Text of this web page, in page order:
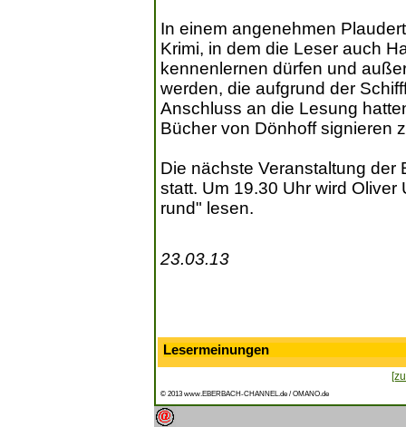
In einem angenehmen
Krimi, in dem die Leser auch
kennenlernen dürfen und
werden, die aufgrund der
Anschluss an die Lesung
Bücher von Dönhoff signieren
Die nächste Veranstaltung der
statt. Um 19.30 Uhr wird
rund" lesen.
23.03.13
Lesermeinungen
© 2013 www.EBERBACH-CHANNEL.de / OMANO.de